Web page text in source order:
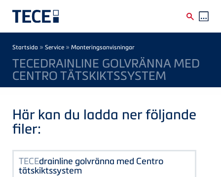
Breadcrumb
Startsida » Service » Monteringsanvisningar
TECEDRAINLINE GOLVRÄNNA MED
CENTRO TÄTSKIKTSSYSTEM
Här kan du ladda ner följande
filer:
TECEdrainline golvränna med Centro
tätskiktssystem